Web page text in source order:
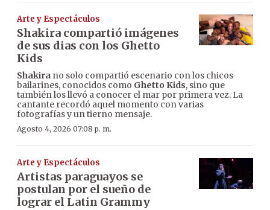
Arte y Espectáculos
Shakira compartió imágenes
de sus dias con los Ghetto
Kids
Shakira no solo compartió escenario con los chicos
bailarines, conocidos como Ghetto Kids, sino que
también los llevó a conocer el mar por primera vez. La
cantante recordó aquel momento con varias
fotografías y un tierno mensaje.
Agosto 4, 2026 07:08 p. m.
Arte y Espectáculos
Artistas paraguayos se
postulan por el sueño de
lograr el Latin Grammy